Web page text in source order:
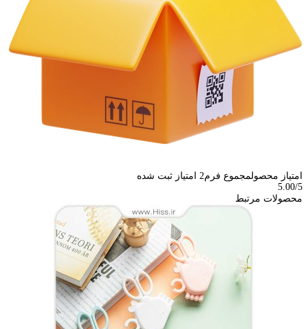
امتیاز محصولمجموع فرم2 امتیاز ثبت شده
5.00/5
محصولات مرتبط